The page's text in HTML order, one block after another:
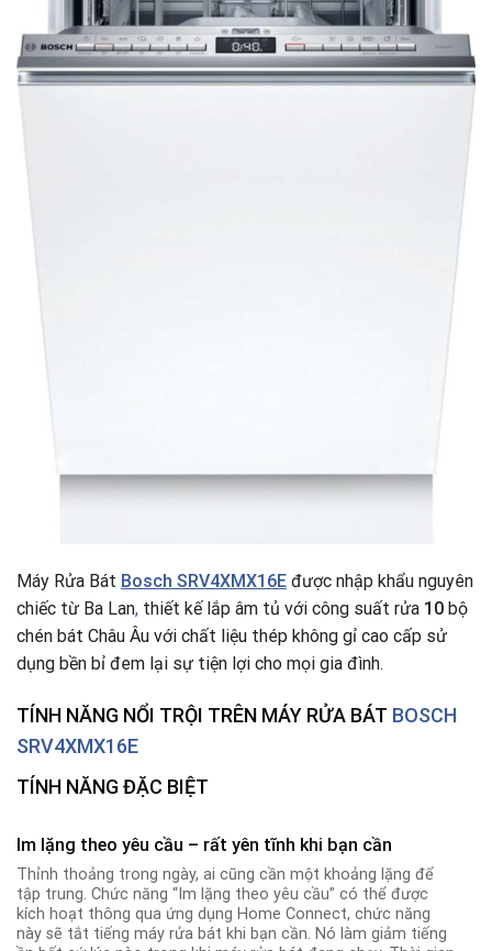
Máy Rửa Bát Bosch SRV4XMX16E được nhập khẩu nguyên
chiếc từ Ba Lan, thiết kế lắp âm tủ với công suất rửa 10 bộ
chén bát Châu Âu với chất liệu thép không gỉ cao cấp sử
dụng bền bỉ đem lại sự tiện lợi cho mọi gia đình.
TÍNH NĂNG NỔI TRỘI TRÊN MÁY RỬA BÁT BOSCH
SRV4XMX16E
TÍNH NĂNG ĐẶC BIỆT
Im lặng theo yêu cầu – rất yên tĩnh khi bạn cần
Thỉnh thoảng trong ngày, ai cũng cần một khoảng lặng để
tập trung. Chức năng “Im lặng theo yêu cầu” có thể được
kích hoạt thông qua ứng dụng Home Connect, chức năng
này sẽ tắt tiếng máy rửa bát khi bạn cần. Nó làm giảm tiếng